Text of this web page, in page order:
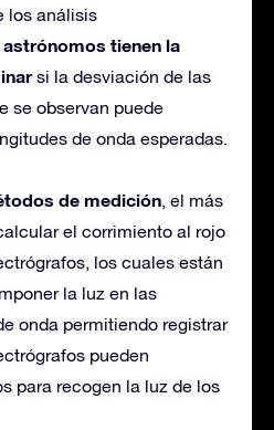
los análisis
astrónomos tienen la
si la desviación de las
se observan puede
de onda esperadas.
de medición, el más
el corrimiento al rojo
los cuales están
la luz en las
onda permitiendo registrar
pueden
para recogen la luz de los